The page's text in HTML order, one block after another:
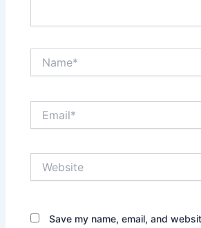
Save my name, email, and